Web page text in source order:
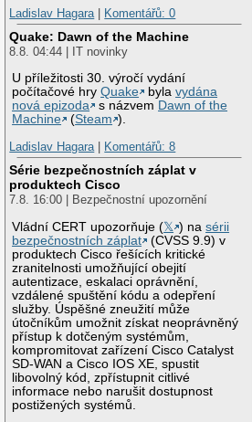
Ladislav Hagara | Komentářů: 0
Quake: Dawn of the Machine
8.8. 04:44 | IT novinky
U příležitosti 30. výročí vydání
počítačové hryQuake bylavydána
nová epizoda
s názvem Dawn of the
Machine
(Steam ).
Ladislav Hagara | Komentářů: 8
Série bezpečnostních záplat v
produktech Cisco
7.8. 16:00 | Bezpečnostní upozornění
Vládní CERT upozorňuje (𝕏 ) nasérii
bezpečnostních záplat
(CVSS 9.9) v
produktech Cisco řešících kritické
zranitelnosti umožňující obejití
autentizace, eskalaci oprávnění,
vzdálené spuštění kódu a odepření
služby. Úspěšné zneužití může
útočníkům umožnit získat neoprávněný
přístup k dotčeným systémům,
kompromitovat zařízení Cisco Catalyst
SD-WAN a Cisco IOS XE, spustit
libovolný kód, zpřístupnit citlivé
informace nebo narušit dostupnost
postižených systémů.